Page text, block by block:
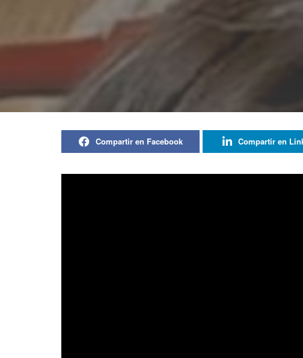
Compartir en Facebook Compartir en